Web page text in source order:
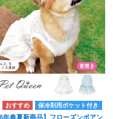
保冷剤用ポケット付き
年春夏新商品】フローズンポアン